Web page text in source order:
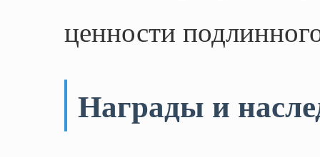
ценности
Награды и